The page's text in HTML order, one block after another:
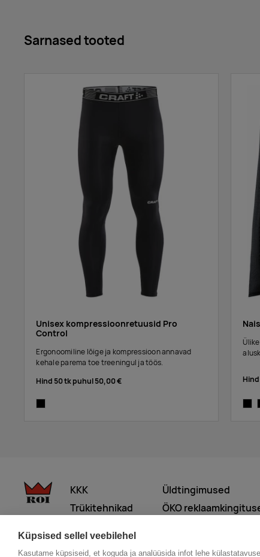
Küpsised sellel veebilehel
Kasutame küpsiseid, et koguda ja analüüsida infot lehe
Sarnased tooted
Unisex kompressioonretuusid Pro
Control
Ergonoomiline lõige ja kompressioon annavad
kehale parema toe treeningul ja töös.
Hind 50 tk puhul50,00 €
KKK
Trükitehnikad
Üldtingimused
ÖKO